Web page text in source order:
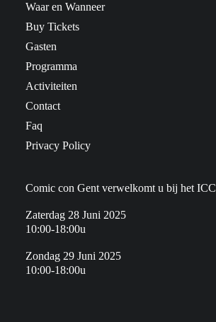
Waar en Wanneer
Buy Tickets
Gasten
Programma
Activiteiten
Contact
Faq
Privacy Policy
Comic con Gent verwelkomt u bij het ICC
Zaterdag 28 Juni 2025
10:00-18:00u
Zondag 29 Juni 2025
10:00-18:00u